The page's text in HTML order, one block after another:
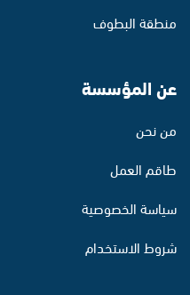
منطقة البطوف
عن المؤسسة
من نحن
طاقم العمل
سياسة الخصوصية
شروط الاستخدام